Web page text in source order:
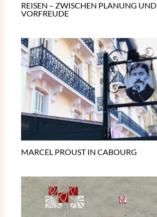
REISEN – ZWISCHEN PLANUNG UND
VORFREUDE
MARCEL PROUST IN CABOURG